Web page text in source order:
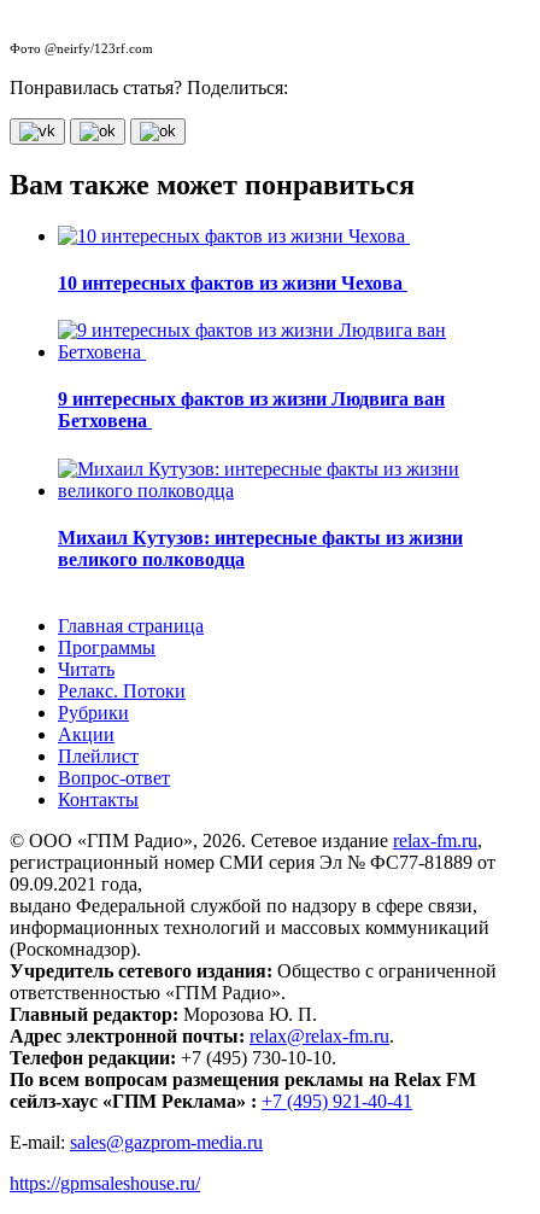
Фото @neirfy/123rf.com
Понравилась статья? Поделиться:
Вам также может понравиться
10 интересных фактов из жизни Чехова
9 интересных фактов из жизни Людвига ван
Бетховена
Михаил Кутузов: интересные факты из жизни
великого полководца
Главная страница
Программы
Читать
Релакс. Потоки
Рубрики
Акции
Плейлист
Вопрос-ответ
Контакты
© ООО «ГПМ Радио», 2026. Сетевое издание relax-fm.ru,
регистрационный номер СМИ серия Эл № ФС77-81889 от
09.09.2021 года,
выдано Федеральной службой по надзору в сфере связи,
информационных технологий и массовых коммуникаций
(Роскомнадзор).
Учредитель сетевого издания: Общество с ограниченной
ответственностью «ГПМ Радио».
Главный редактор: Морозова Ю. П.
Адрес электронной почты: relax@relax-fm.ru.
Телефон редакции: +7 (495) 730-10-10.
По всем вопросам размещения рекламы на Relax FM
сейлз-хаус «ГПМ Реклама» : +7 (495) 921-40-41
E-mail: sales@gazprom-media.ru
https://gpmsaleshouse.ru/